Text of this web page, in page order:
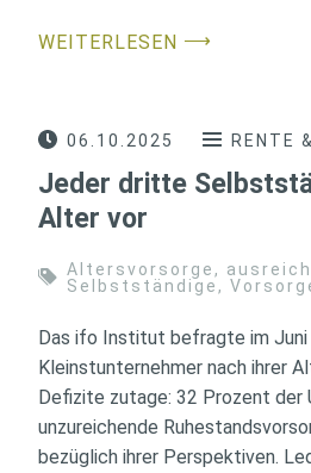
WEITERLESEN ⟶
06.10.2025 RENTE
Jeder dritte
Alter vor
Altersvorsorge ,
Selbstständige ,
Das ifo Institut befragte im
Kleinstunternehmer nach ihrer
Defizite zutage: 32 Prozent
unzureichende
bezüglich ihrer Perspektiven.